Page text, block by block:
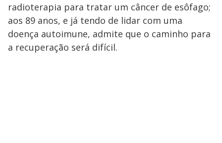
radioterapia para tratar um câncer de esôfago;
aos 89 anos, e já tendo de lidar com uma
doença autoimune, admite que o caminho para
a recuperação será difícil.